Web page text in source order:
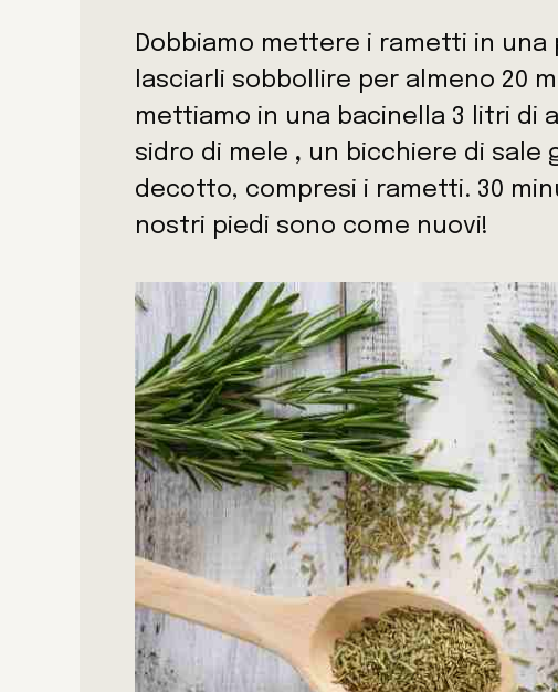
Dobbiamo mettere i rametti in una
lasciarli sobbollire per almeno 20
mettiamo in una bacinella 3 litri di
sidro di mele , un bicchiere di sale
decotto, compresi i rametti. 30
nostri piedi sono come nuovi!